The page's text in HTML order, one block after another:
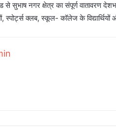
नगर क्षेत्र का संपूर्ण वातावरण
स्पोर्ट्स क्लब, स्कूल- कॉलेज के विद्यार्थियों